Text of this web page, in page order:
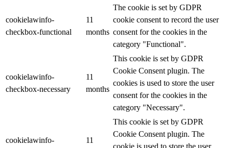
cookielawinfo-
checkbox-functional
11
months
The cookie is set by GDPR
cookie consent to record the user
consent for the cookies in the
category "Functional".
cookielawinfo-
checkbox-necessary
11
months
This cookie is set by GDPR
Cookie Consent plugin. The
cookies is used to store the user
consent for the cookies in the
category "Necessary".
cookielawinfo-
11
This cookie is set by GDPR
Cookie Consent plugin. The